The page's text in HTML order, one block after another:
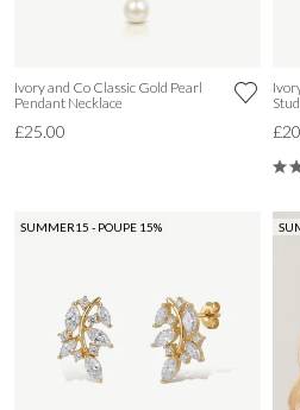
Ivory and Co Classic Gold Pearl
Pendant Necklace
£25.00
SUMMER15 - POUPE 15%